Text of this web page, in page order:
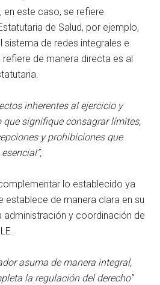
en este caso, se refiere
de Salud, por ejemplo,
de redes integrales e
de manera directa es al
inherentes al ejercicio y
que signifique consagrar límites,
y prohibiciones que
lo establecido ya
establece de manera clara en su
administración y coordinación de
asuma de manera integral,
la regulación del derecho”